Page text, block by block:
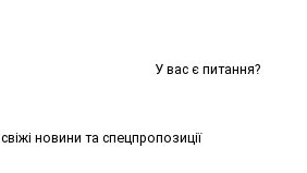
У вас є питання?
новини та спецпропозиції